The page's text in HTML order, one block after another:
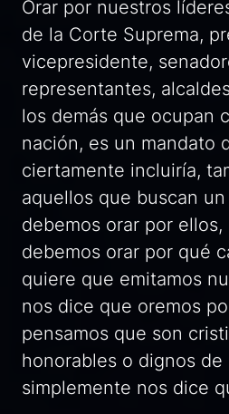
Orar por nuestros
de la Corte Suprema,
vicepresidente,
representantes,
los demás que ocupan
nación, es un mandato
ciertamente incluiría,
aquellos que buscan
debemos orar por
debemos orar por qué
quiere que emitamos
nos dice que oremos
pensamos que son
honorables o dignos
simplemente nos dice